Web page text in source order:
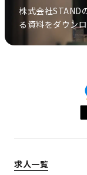
株式会社STAND
る資料をダウン
求人一覧